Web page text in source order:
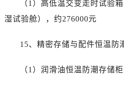
（1）高低温交变走时试验
湿试验舱），约276000元
15、精密存储与配件恒温防
（1）润滑油恒温防潮存储